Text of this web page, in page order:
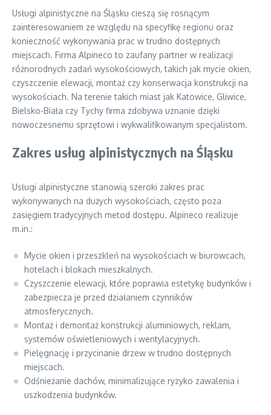
Usługi alpinistyczne na Śląsku cieszą się rosnącym
zainteresowaniem ze względu na specyfikę regionu oraz
konieczność wykonywania prac w trudno dostępnych
miejscach. Firma Alpineco to zaufany partner w realizacji
różnorodnych zadań wysokościowych, takich jak mycie okien,
czyszczenie elewacji, montaż czy konserwacja konstrukcji na
wysokościach. Na terenie takich miast jak Katowice, Gliwice,
Bielsko-Biała czy Tychy firma zdobywa uznanie dzięki
nowoczesnemu sprzętowi i wykwalifikowanym specjalistom.
Zakres usług alpinistycznych na Śląsku
Usługi alpinistyczne stanowią szeroki zakres prac
wykonywanych na dużych wysokościach, często poza
zasięgiem tradycyjnych metod dostępu. Alpineco realizuje
m.in.:
Mycie okien i przeszkleń na wysokościach w biurowcach,
hotelach i blokach mieszkalnych.
Czyszczenie elewacji, które poprawia estetykę budynków i
zabezpiecza je przed działaniem czynników
atmosferycznych.
Montaż i demontaż konstrukcji aluminiowych, reklam,
systemów oświetleniowych i wentylacyjnych.
Pielęgnację i przycinanie drzew w trudno dostępnych
miejscach.
Odśnieżanie dachów, minimalizujące ryzyko zawalenia i
uszkodzenia budynków.